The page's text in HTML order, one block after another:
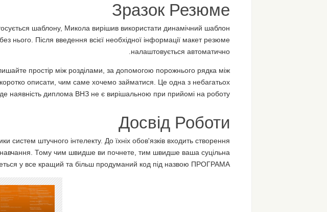
Зразок Резюме
шаблону, Микола вирішив використати динамічний шаблон
нього. Після введення всієї необхідної інформації макет резюме
налаштовується автоматично.
простір між розділами, за допомогою порожнього рядка між
описати, чим саме хочемо займатися. Це одна з небагатьох
наявність диплома ВНЗ не є вирішальною при прийомі на роботу.
Досвід Роботи
штучного інтелекту. До їхніх обов'язків входить створення
Тому чим швидше ви почнете, тим швидше ваша суцільна
у все кращий та більш продуманий код під назвою ПРОГРАМА.